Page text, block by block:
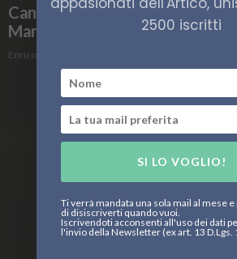
Canada e Stati Uniti, si riapre la
Mare di Beaufort
Enrico Peschiera
2500 iscritti
SI LO VOGLIO!
Ti verrà mandata una sola mail al mese
di disiscriverti quando vuoi.
Iscrivendoti acconsenti all'uso dei dati
l'invio della Newsletter (ex art. 13 D.Lgs.